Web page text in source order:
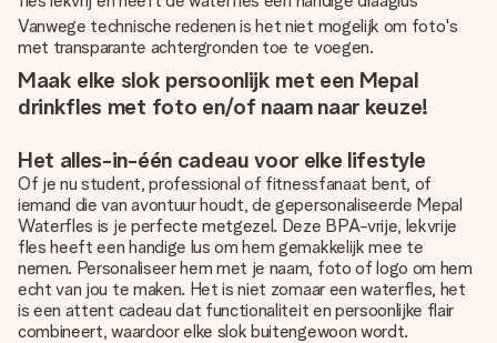
Vanwege technische redenen is het niet mogelijk om foto's
met transparante achtergronden toe te voegen.
Maak elke slok persoonlijk met een Mepal
drinkfles met foto en/of naam naar keuze!
Het alles-in-één cadeau voor elke lifestyle
Of je nu student, professional of fitnessfanaat bent, of
iemand die van avontuur houdt, de gepersonaliseerde Mepal
Waterfles is je perfecte metgezel. Deze BPA-vrije, lekvrije
fles heeft een handige lus om hem gemakkelijk mee te
nemen. Personaliseer hem met je naam, foto of logo om hem
echt van jou te maken. Het is niet zomaar een waterfles, het
is een attent cadeau dat functionaliteit en persoonlijke flair
combineert, waardoor elke slok buitengewoon wordt.